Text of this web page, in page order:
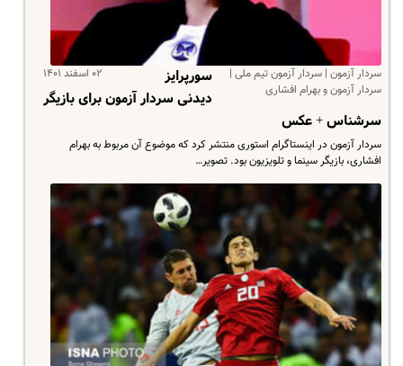
سردار آزمون | سردار آزمون تیم ملی |
سردار آزمون و بهرام افشاری
۰۲ اسفند ۱۴۰۱
سورپرایز
دیدنی سردار آزمون برای بازیگر
سرشناس + عکس
سردار آزمون در اینستاگرام استوری منتشر کرد که موضوع آن مربوط به بهرام
افشاری، بازیگر سینما و تلویزیون بود. تصویر…